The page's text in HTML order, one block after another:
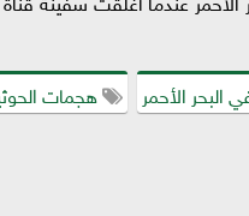
البحر الأحمر هجمات